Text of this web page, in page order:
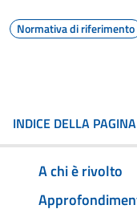
Normativa di riferimento
INDICE DELLA PAGINA
A chi è rivolto